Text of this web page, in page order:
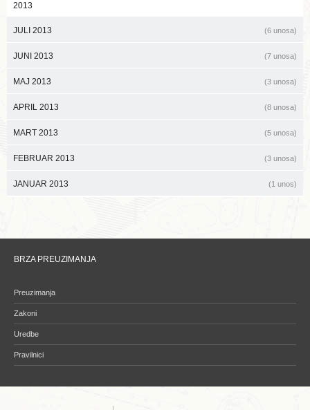
2013
JULI 2013 (6 unosa)
JUNI 2013 (7 unosa)
MAJ 2013 (3 unosa)
APRIL 2013 (8 unosa)
MART 2013 (5 unosa)
FEBRUAR 2013 (3 unosa)
JANUAR 2013 (1 unos)
BRZA PREUZIMANJA
Preuzimanja
Zakoni
Uredbe
Pravilnici